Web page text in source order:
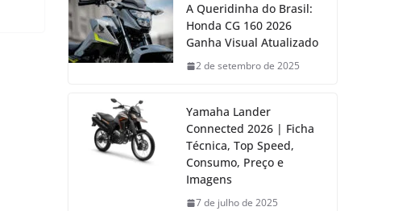
A Queridinha do Brasil:
Honda CG 160 2026
Ganha Visual Atualizado
2 de setembro de 2025
Yamaha Lander
Connected 2026 | Ficha
Técnica, Top Speed,
Consumo, Preço e
Imagens
7 de julho de 2025